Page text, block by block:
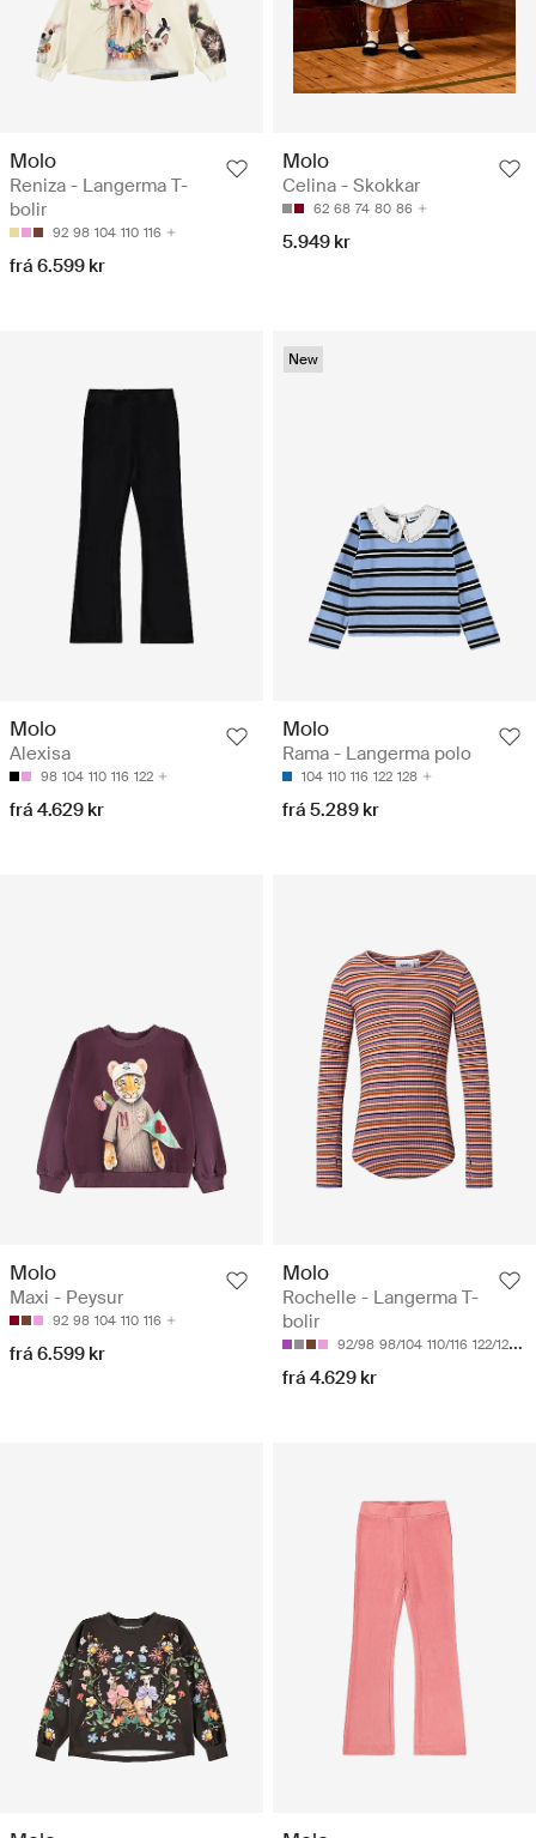
Molo
Reniza - Langerma T-
bolir
92 98 104 110 116
frá 6.599 kr
Molo
Celina - Skokkar
62 68 74 80 86
5.949 kr
Molo
Alexisa
98 104 110 116 122
frá 4.629 kr
New
Molo
Rama - Langerma polo
104 110 116 122 128
frá 5.289 kr
Molo
Maxi - Peysur
92 98 104 110 116
frá 6.599 kr
Molo
Rochelle - Langerma T-
bolir
92/98 98/104 110/116 122/128
frá 4.629 kr